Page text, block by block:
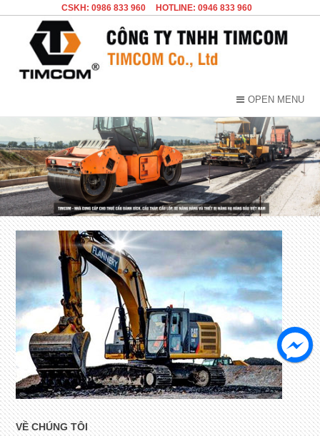
CSKH: 0986 833 960 HOTLINE: 0946 833 960
OPEN MENU
VỀ CHÚNG TÔI